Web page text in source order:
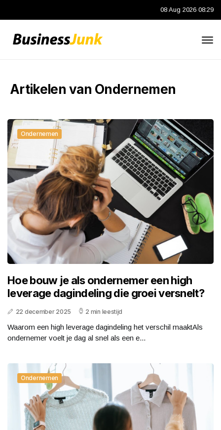
08 Aug 2026 08:29
Artikelen van Ondernemen
Ondernemen
Hoe bouw je als ondernemer een high
leverage dagindeling die groei versnelt?
22 december 2025 2 min leestijd
Waarom een high leverage dagindeling het verschil maaktAls
ondernemer voelt je dag al snel als een e...
Ondernemen